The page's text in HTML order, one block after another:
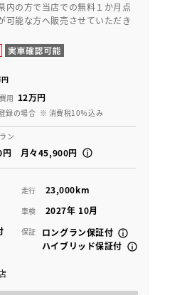
内の方で当店での無料１か月点
可能な方へ販売させていただき
用 12万円
録の場合 ※ 消費税10％込み
ン
円 月々45,900円
走行 23,000km
車検 2027年 10月
保証
ロングラン保証付
ハイブリッド保証付